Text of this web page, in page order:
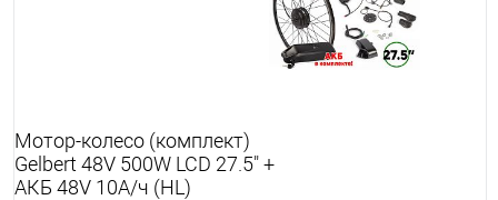
Мотор-колесо (комплект)
Gelbert 48V 500W LCD 27.5" +
АКБ 48V 10А/ч (HL)